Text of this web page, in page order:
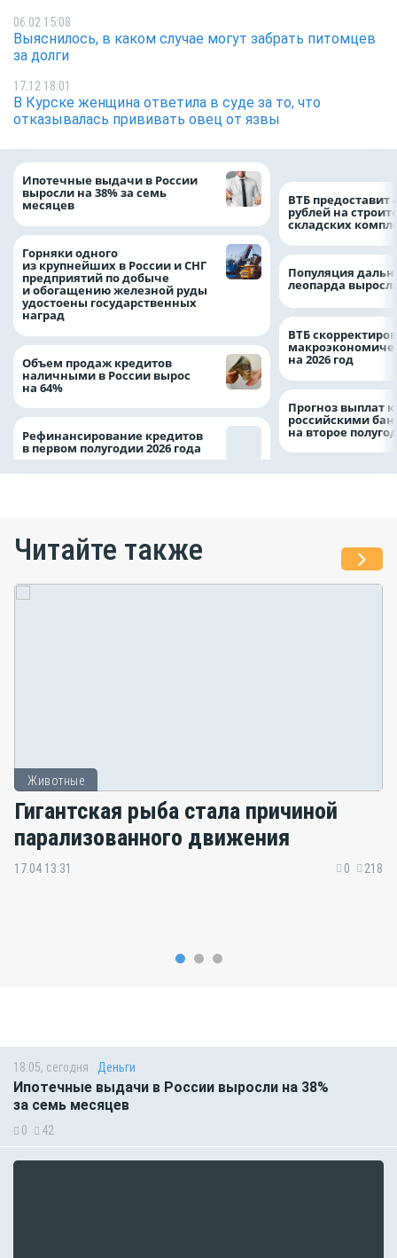
06.02 15:08
Выяснилось, в каком случае могут забрать питомцев
за долги
17.12 18:01
В Курске женщина ответила в суде за то, что
отказывалась прививать овец от язвы
Ипотечные выдачи в России
выросли на 38% за семь
месяцев
Горняки одного
из крупнейших в России и СНГ
предприятий по добыче
и обогащению железной руды
удостоены государственных
наград
Объем продаж кредитов
наличными в России вырос
на 64%
Рефинансирование кредитов
в первом полугодии 2026 года
ВТБ предоставит
рублей на
складских
Популяция
леопарда
ВТБ
на 2026 год
Прогноз выплат
российскими
на второе
Читайте также
Животные
Гигантская рыба стала причиной
парализованного движения
17.04 13:31 0 218
18:05, сегодня Деньги
Ипотечные выдачи в России выросли на 38%
за семь месяцев
0 42